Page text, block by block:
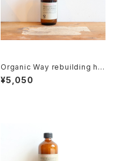
Organic Way rebuilding hai
r bath[ダメージヘア シャンプ
ー]
¥5,050